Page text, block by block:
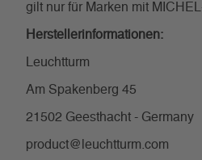
gilt nur für Marken mit
Herstellerinformationen:
Leuchtturm
Am Spakenberg 45
21502 Geesthacht - Germany
product@leuchtturm.com